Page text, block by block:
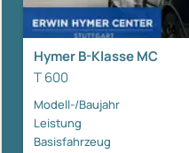
Hymer B-Klasse MC
T 600
Modell-/Baujahr
Leistung
Basisfahrzeug